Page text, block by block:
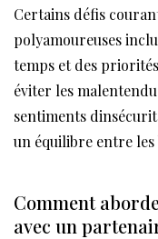
Certains défis
polyamoureuses
temps et des
éviter les
sentiments
un équilibre entre les
Comment
avec un